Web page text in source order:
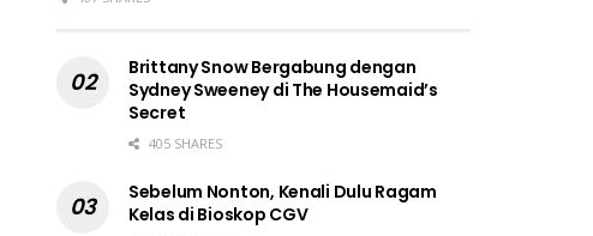
Brittany Snow Bergabung dengan
Sydney Sweeney di The Housemaid’s
Secret
405 SHARES
Sebelum Nonton, Kenali Dulu Ragam
Kelas di Bioskop CGV